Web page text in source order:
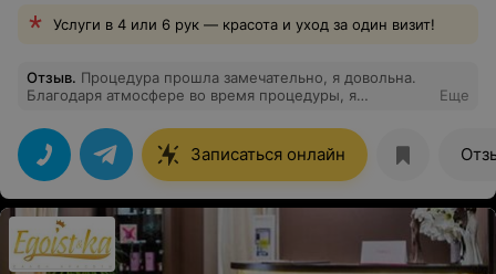
Услуги в 4 или 6 рук — красота и уход за один визит!
Отзыв. Процедура прошла замечательно, я довольна.
Благодаря атмосфере во время процедуры, я
настоящий профессионал своего дела! Рекомендую
Викторию всем, кто ищет высококвалифицированного
специалиста!
Еще
Записаться онлайн